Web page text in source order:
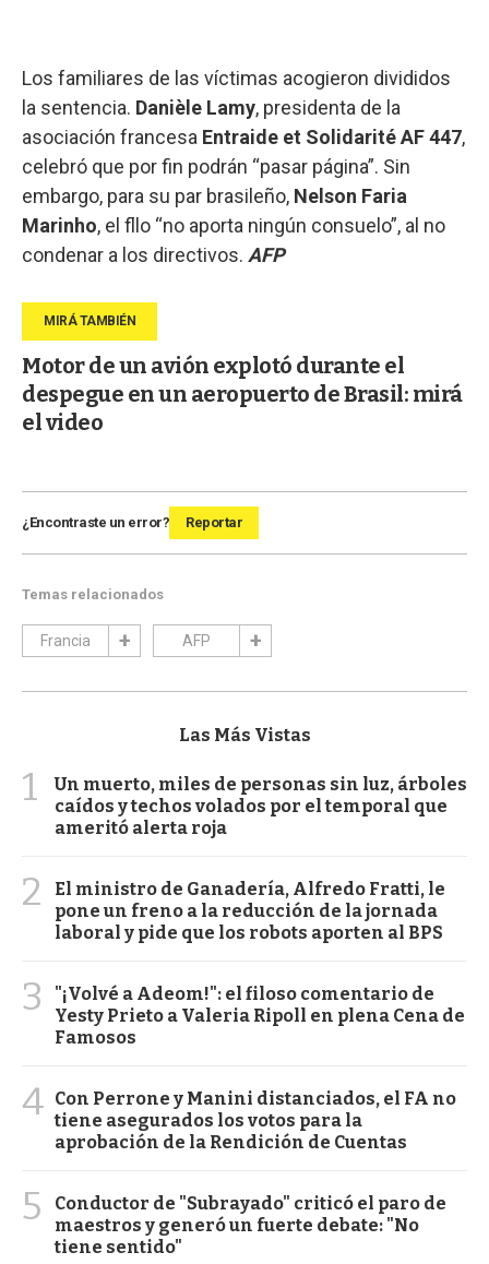
Los familiares de las víctimas acogieron divididos
la sentencia. Danièle Lamy, presidenta de la
asociación francesa Entraide et Solidarité AF 447,
celebró que por fin podrán “pasar página”. Sin
embargo, para su par brasileño, Nelson Faria
Marinho, el fllo “no aporta ningún consuelo”, al no
condenar a los directivos. AFP
Motor de un avión explotó durante el
despegue en un aeropuerto de Brasil: mirá
el video
¿Encontraste un error? Reportar
Temas relacionados
Francia AFP
Las Más Vistas
1
Un muerto, miles de personas sin luz, árboles
caídos y techos volados por el temporal que
ameritó alerta roja
2
El ministro de Ganadería, Alfredo Fratti, le
pone un freno a la reducción de la jornada
laboral y pide que los robots aporten al BPS
3
"¡Volvé a Adeom!": el filoso comentario de
Yesty Prieto a Valeria Ripoll en plena Cena de
Famosos
4 Con Perrone y Manini distanciados, el FA no
tiene asegurados los votos para la
aprobación de la Rendición de Cuentas
5
Conductor de "Subrayado" criticó el paro de
maestros y generó un fuerte debate: "No
tiene sentido"